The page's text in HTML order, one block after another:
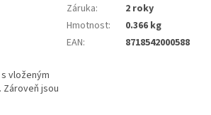
vloženým
jsou
Záruka:
2 roky
Hmotnost:
0.366 kg
EAN: 8718542000588